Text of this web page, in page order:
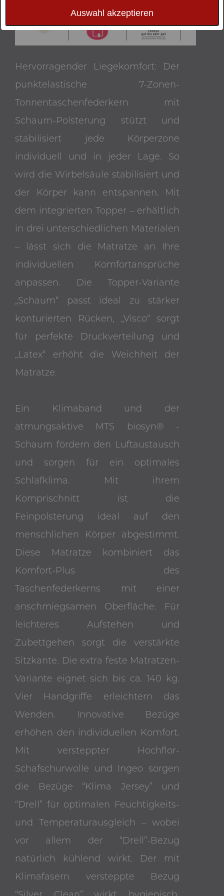
Hervorragender Liegekomfort: Der
punktelastische 7-Zonen-
Tonnentaschenfederkern mit
Schaum-Polsterung stützt und
stabilisiert jede Körperzone
individuell und in jeder Lage. So
wird die Wirbelsäule stabilisiert und
der Körper kann entspannen. Mit
dem integrierten Topper – erhältlich
in drei unterschiedlichen Materialen
– lässt sich die Matratze an Ihre
individuellen Komfortansprüche
anpassen. Die Topper-Variante
„Schaum“ passt ideal zu stärker
konturierten Rücken, „Visco“ sorgt
für perfekte Druckverteilung und
„Latex“ erhöht die Weichheit der
Matratze.
Ein Klimaband und der
atmungsaktive MTS biosyn® -
Schaum fördern den Luftaustausch
und sorgen für ein optimales
Schlafklima. Mit ihrem
Komprischnitt ist die
Feinpolsterung ideal auf den
menschlichen Körper abgestimmt.
Diese Matratze kombiniert das
Komfort-Plus des
Taschenfederkerns mit einer
anschmiegsamen Oberfläche. Für
leichteres Aufstehen und
Zubettgehen sorgt die verstärkte
Sitzkante. Die extra feste Matratzen-
Variante eignet sich bis ca. 140 kg.
Vier Handgriffe erleichtern das
Wenden. Innovative Bezüge
erhöhen den individuellen Komfort.
Mit versteppter Hochflor-
Schafschurwolle und Ingeo sorgen
die Bezüge “Klima Jersey” und
“Drell” für optimalen Feuchtigkeits-
und Temperaturausgleich – wobei
vor allem der “Drell”-Bezug
natürlich kühlend wirkt. Der mit
Klimafasern versteppte Bezug
Auswahl akzeptieren